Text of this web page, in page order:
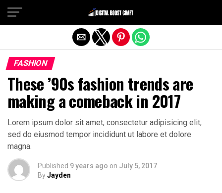
FASHION
These ’90s fashion trends are
making a comeback in 2017
Lorem ipsum dolor sit amet, consectetur adipisicing elit,
sed do eiusmod tempor incididunt ut labore et dolore
magna.
Published 9 years ago on July 5, 2017
ByJayden
Exit mobile version